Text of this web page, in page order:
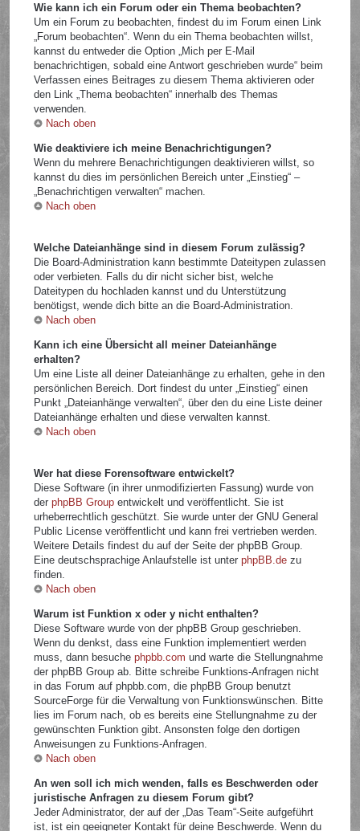
Wie kann ich ein Forum oder ein Thema beobachten?
Um ein Forum zu beobachten, findest du im Forum einen Link
„Forum beobachten“. Wenn du ein Thema beobachten willst,
kannst du entweder die Option „Mich per E-Mail
benachrichtigen, sobald eine Antwort geschrieben wurde“ beim
Verfassen eines Beitrages zu diesem Thema aktivieren oder
den Link „Thema beobachten“ innerhalb des Themas
verwenden.
Nach oben
Wie deaktiviere ich meine Benachrichtigungen?
Wenn du mehrere Benachrichtigungen deaktivieren willst, so
kannst du dies im persönlichen Bereich unter „Einstieg“ –
„Benachrichtigen verwalten“ machen.
Nach oben
Welche Dateianhänge sind in diesem Forum zulässig?
Die Board-Administration kann bestimmte Dateitypen zulassen
oder verbieten. Falls du dir nicht sicher bist, welche
Dateitypen du hochladen kannst und du Unterstützung
benötigst, wende dich bitte an die Board-Administration.
Nach oben
Kann ich eine Übersicht all meiner Dateianhänge
erhalten?
Um eine Liste all deiner Dateianhänge zu erhalten, gehe in den
persönlichen Bereich. Dort findest du unter „Einstieg“ einen
Punkt „Dateianhänge verwalten“, über den du eine Liste deiner
Dateianhänge erhalten und diese verwalten kannst.
Nach oben
Wer hat diese Forensoftware entwickelt?
Diese Software (in ihrer unmodifizierten Fassung) wurde von
derphpBB Group entwickelt und veröffentlicht. Sie ist
urheberrechtlich geschützt. Sie wurde unter der GNU General
Public License veröffentlicht und kann frei vertrieben werden.
Weitere Details findest du auf der Seite der phpBB Group.
Eine deutschsprachige Anlaufstelle ist unterphpBB.de zu
finden.
Nach oben
Warum ist Funktion x oder y nicht enthalten?
Diese Software wurde von der phpBB Group geschrieben.
Wenn du denkst, dass eine Funktion implementiert werden
muss, dann besuchephpbb.com und warte die Stellungnahme
der phpBB Group ab. Bitte schreibe Funktions-Anfragen nicht
in das Forum auf phpbb.com, die phpBB Group benutzt
SourceForge für die Verwaltung von Funktionswünschen. Bitte
lies im Forum nach, ob es bereits eine Stellungnahme zu der
gewünschten Funktion gibt. Ansonsten folge den dortigen
Anweisungen zu Funktions-Anfragen.
Nach oben
An wen soll ich mich wenden, falls es Beschwerden oder
juristische Anfragen zu diesem Forum gibt?
Jeder Administrator, der auf der „Das Team“-Seite aufgeführt
ist, ist ein geeigneter Kontakt für deine Beschwerde. Wenn du